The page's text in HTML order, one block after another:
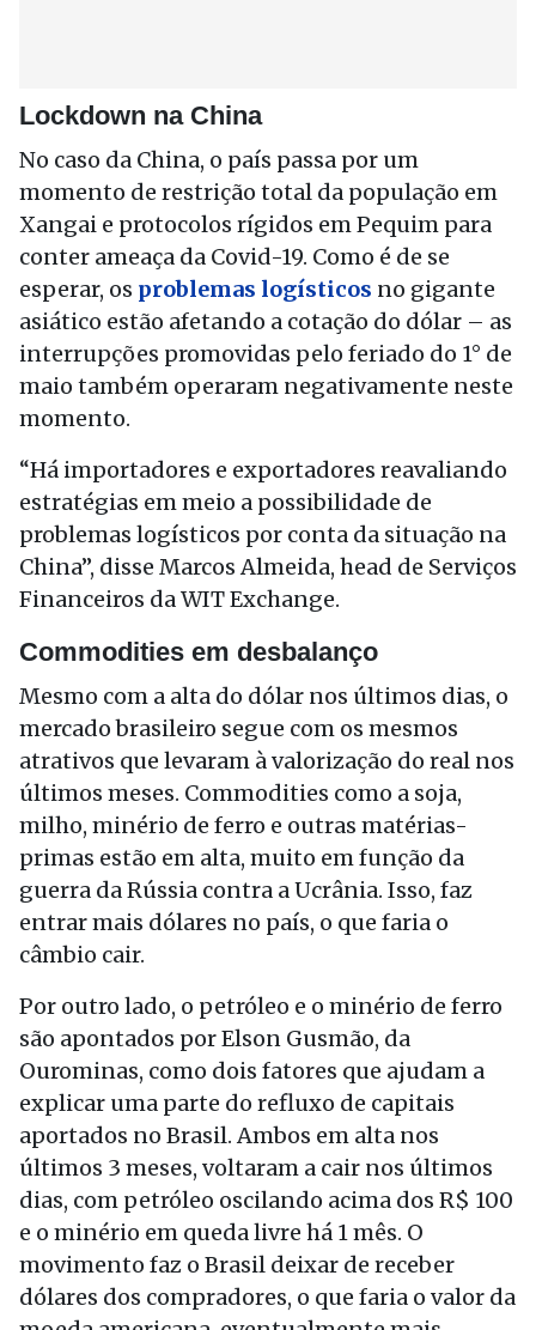
Lockdown na China
No caso da China, o país passa por um
momento de restrição total da população em
Xangai e protocolos rígidos em Pequim para
conter ameaça da Covid-19. Como é de se
esperar, os problemas logísticos no gigante
asiático estão afetando a cotação do dólar – as
interrupções promovidas pelo feriado do 1° de
maio também operaram negativamente neste
momento.
“Há importadores e exportadores reavaliando
estratégias em meio a possibilidade de
problemas logísticos por conta da situação na
China”, disse Marcos Almeida, head de Serviços
Financeiros da WIT Exchange.
Commodities em desbalanço
Mesmo com a alta do dólar nos últimos dias, o
mercado brasileiro segue com os mesmos
atrativos que levaram à valorização do real nos
últimos meses. Commodities como a soja,
milho, minério de ferro e outras matérias-
primas estão em alta, muito em função da
guerra da Rússia contra a Ucrânia. Isso, faz
entrar mais dólares no país, o que faria o
câmbio cair.
Por outro lado, o petróleo e o minério de ferro
são apontados por Elson Gusmão, da
Ourominas, como dois fatores que ajudam a
explicar uma parte do refluxo de capitais
aportados no Brasil. Ambos em alta nos
últimos 3 meses, voltaram a cair nos últimos
dias, com petróleo oscilando acima dos R$ 100
e o minério em queda livre há 1 mês. O
movimento faz o Brasil deixar de receber
dólares dos compradores, o que faria o valor da